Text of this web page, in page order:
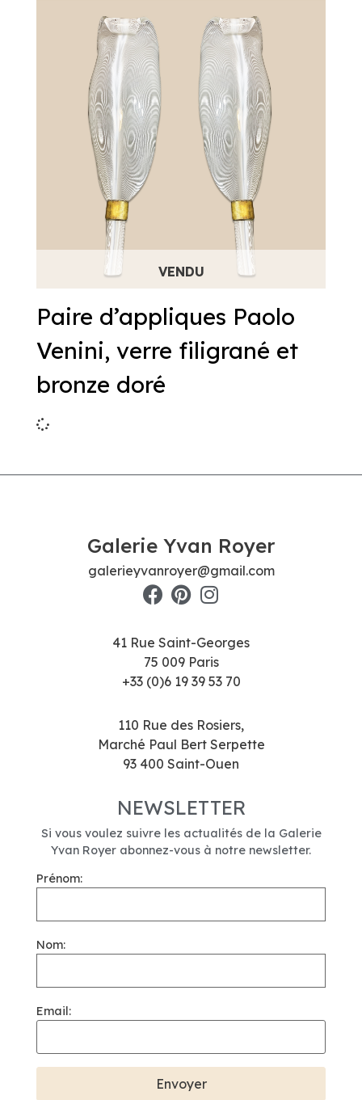
Paire d’appliques Paolo
Venini, verre filigrané et
bronze doré
Galerie Yvan Royer
galerieyvanroyer@gmail.com
41 Rue Saint-Georges
75 009 Paris
+33 (0)6 19 39 53 70
110 Rue des Rosiers,
Marché Paul Bert Serpette
93 400 Saint-Ouen
NEWSLETTER
Si vous voulez suivre les actualités de la Galerie
Yvan Royer abonnez-vous à notre newsletter.
Prénom:
Nom:
Email: